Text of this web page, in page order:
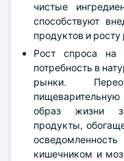
чистые
способствуют
продуктов и
Рост спроса на
потребность в
рынки.
образ жизни
продукты,
кишечником и